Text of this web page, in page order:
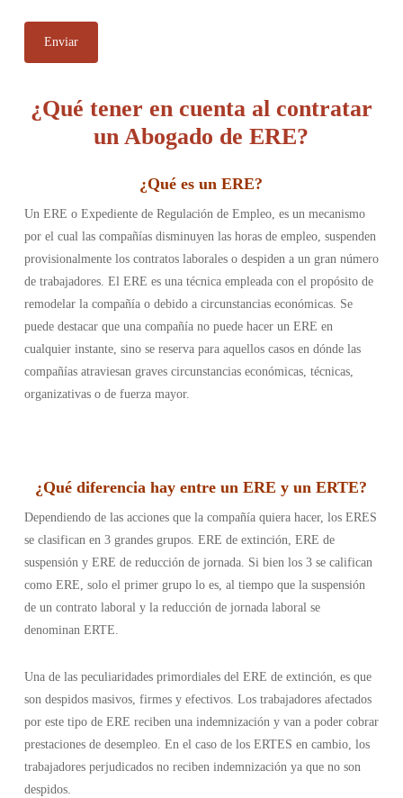
¿Qué tener en cuenta al contratar
un Abogado de ERE?
¿Qué es un ERE?
Un ERE o Expediente de Regulación de Empleo, es un mecanismo
por el cual las compañías disminuyen las horas de empleo, suspenden
provisionalmente los contratos laborales o despiden a un gran número
de trabajadores. El ERE es una técnica empleada con el propósito de
remodelar la compañía o debido a circunstancias económicas. Se
puede destacar que una compañía no puede hacer un ERE en
cualquier instante, sino se reserva para aquellos casos en dónde las
compañías atraviesan graves circunstancias económicas, técnicas,
organizativas o de fuerza mayor.
¿Qué diferencia hay entre un ERE y un ERTE?
Dependiendo de las acciones que la compañía quiera hacer, los ERES
se clasifican en 3 grandes grupos. ERE de extinción, ERE de
suspensión y ERE de reducción de jornada. Si bien los 3 se califican
como ERE, solo el primer grupo lo es, al tiempo que la suspensión
de un contrato laboral y la reducción de jornada laboral se
denominan ERTE.
Una de las peculiaridades primordiales del ERE de extinción, es que
son despidos masivos, firmes y efectivos. Los trabajadores afectados
por este tipo de ERE reciben una indemnización y van a poder cobrar
prestaciones de desempleo. En el caso de los ERTES en cambio, los
trabajadores perjudicados no reciben indemnización ya que no son
despidos.